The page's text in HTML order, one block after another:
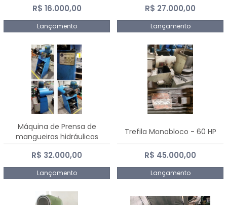
R$ 16.000,00
Lançamento
R$ 27.000,00
Lançamento
Máquina de Prensa de
mangueiras hidráulicas
PE50TF - 2017
R$ 32.000,00
Lançamento
Trefila Monobloco - 60 HP
R$ 45.000,00
Lançamento